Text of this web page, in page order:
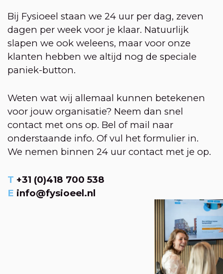
Bij Fysioeel staan we 24 uur per dag, zeven
dagen per week voor je klaar. Natuurlijk
slapen we ook weleens, maar voor onze
klanten hebben we altijd nog de speciale
paniek-button.
Weten wat wij allemaal kunnen betekenen
voor jouw organisatie? Neem dan snel
contact met ons op. Bel of mail naar
onderstaande info. Of vul het formulier in.
We nemen binnen 24 uur contact met je op.
T +31 (0)418 700 538
E info@fysioeel.nl